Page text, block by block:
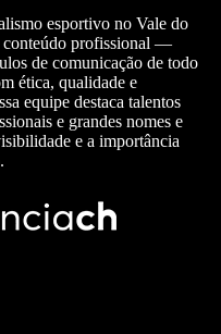
esportivo no Vale do
conteúdo profissional —
de comunicação de todo
ética, qualidade e
equipe destaca talentos
e grandes nomes e
e a importância